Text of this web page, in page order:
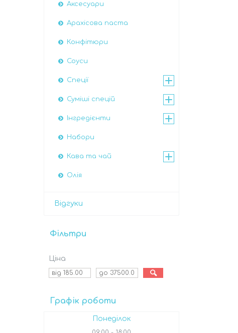
Аксесуари
Арахісова паста
Конфітюри
Соуси
Спеції
Суміші спецій
Інгредієнти
Набори
Кава та чай
Олія
Відгуки
Фільтри
Ціна
Графік роботи
Понеділок